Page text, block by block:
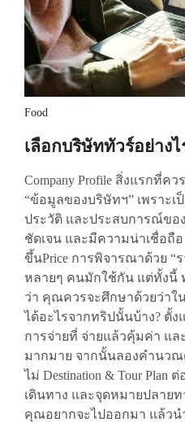
Food
เลือกบริษัททัวร์อย่าง
Company Profile สิ่งแรกที่ค
“ข้อมูลของบริษัทฯ” เพราะเ
ประวัติ และประสบการณ์ข
ชัดเจน และมีความน่าเชื่อ
ขึ้นPrice การพิจารณาด้วย “
หลายๆ คนมักใช้กัน แต่ทั้งนี้
ว่า คุณควรจะศึกษาด้วยว่าใ
ได้อะไรจากทริปนั้นบ้าง? ตั้
การจ่ายที่ จ่ายแล้วคุ้มค่า แล
มากมาย จากนั้นลองคำนว
ไม่ Destination & Tour Plan
เดินทาง และจุดหมายปลาย
คุณอยากจะไปออกมา แล้วน